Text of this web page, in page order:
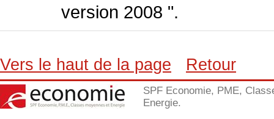
version 2008 ".
Vers le haut de la page Retour
SPF Economie, PME,
Energie.